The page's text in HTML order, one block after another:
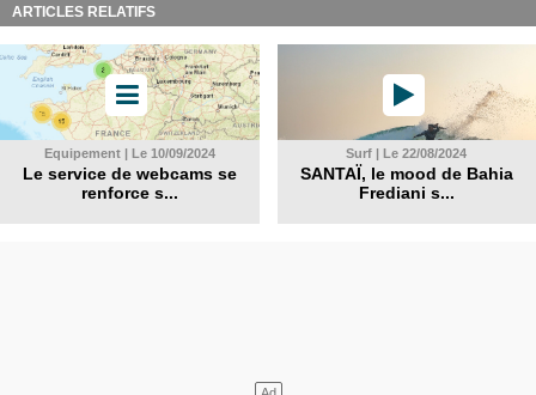
ARTICLES RELATIFS
Equipement | Le 10/09/2024
Le service de webcams se
renforce s...
Surf | Le 22/08/2024
SANTAÏ, le mood de Bahia
Frediani s...